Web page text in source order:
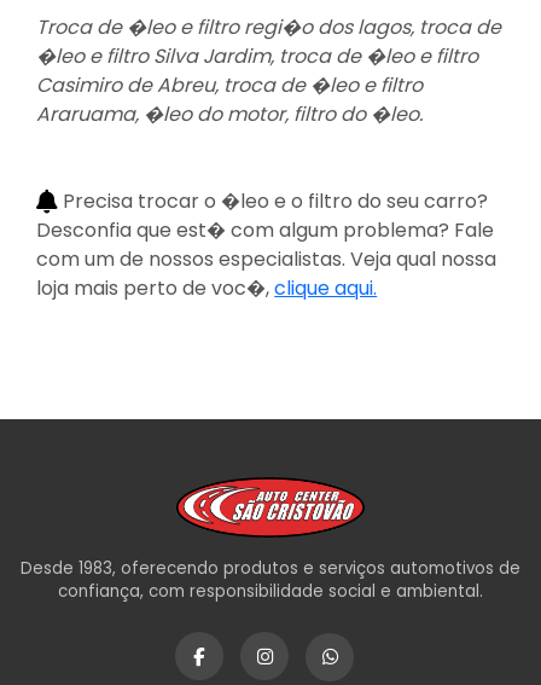
Troca de �leo e filtro regi�o dos lagos, troca de
�leo e filtro Silva Jardim, troca de �leo e filtro
Casimiro de Abreu, troca de �leo e filtro
Araruama, �leo do motor, filtro do �leo.
Precisa trocar o �leo e o filtro do seu carro?
Desconfia que est� com algum problema? Fale
com um de nossos especialistas. Veja qual nossa
loja mais perto de voc�,clique aqui.
Desde 1983, oferecendo produtos e serviços automotivos de
confiança, com responsibilidade social e ambiental.